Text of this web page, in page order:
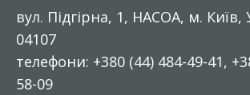
вул. Підгірна, 1, НАСОА, м. Київ,
04107
телефони: +380 (44) 484-49-41,
58-09